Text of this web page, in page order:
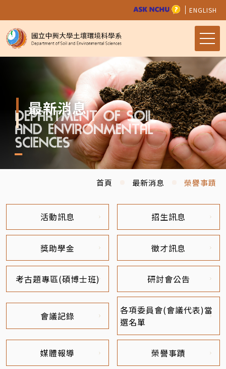
ENGLISH
最新消息
首頁 最新消息 榮譽事蹟
活動訊息 招生訊息
獎助學金 徵才訊息
考古題專區(碩博士班) 研討會公告
會議記錄
各項委員會(會議代表)當
選名單
媒體報導 榮譽事蹟